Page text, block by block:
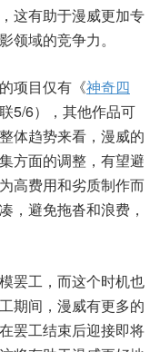
这有助于漫威更加专
领域的竞争力。
项目仅有《神奇四
5/6），其他作品可
体趋势来看，漫威的
方面的调整，有望避
高费用和劣质制作而
，避免拖沓和浪费，
罢工，而这个时机也
期间，漫威有更多的
罢工结束后迎接即将